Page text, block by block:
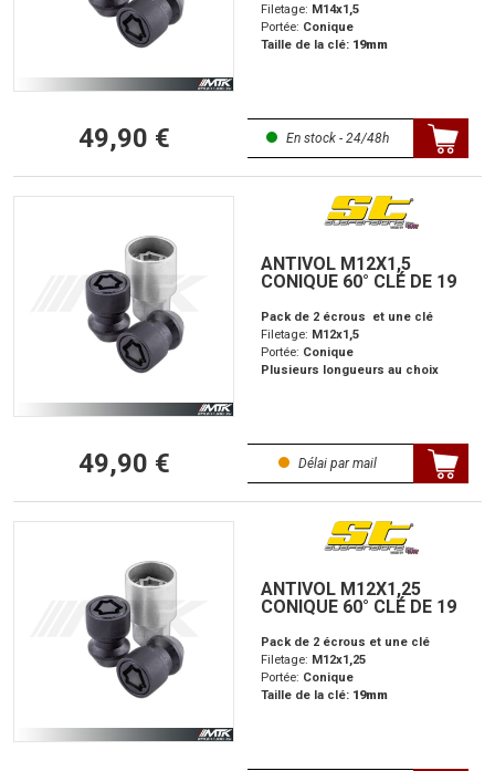
Filetage: M14x1,5
Portée: Conique
Taille de la clé: 19mm
49,90 € En stock - 24/48h
ANTIVOL M12X1,5
CONIQUE 60° CLÉ DE 19
Pack de 2 écrous et une clé
Filetage: M12x1,5
Portée: Conique
Plusieurs longueurs au choix
49,90 € Délai par mail
ANTIVOL M12X1,25
CONIQUE 60° CLÉ DE 19
Pack de 2 écrous et une clé
Filetage: M12x1,25
Portée: Conique
Taille de la clé: 19mm